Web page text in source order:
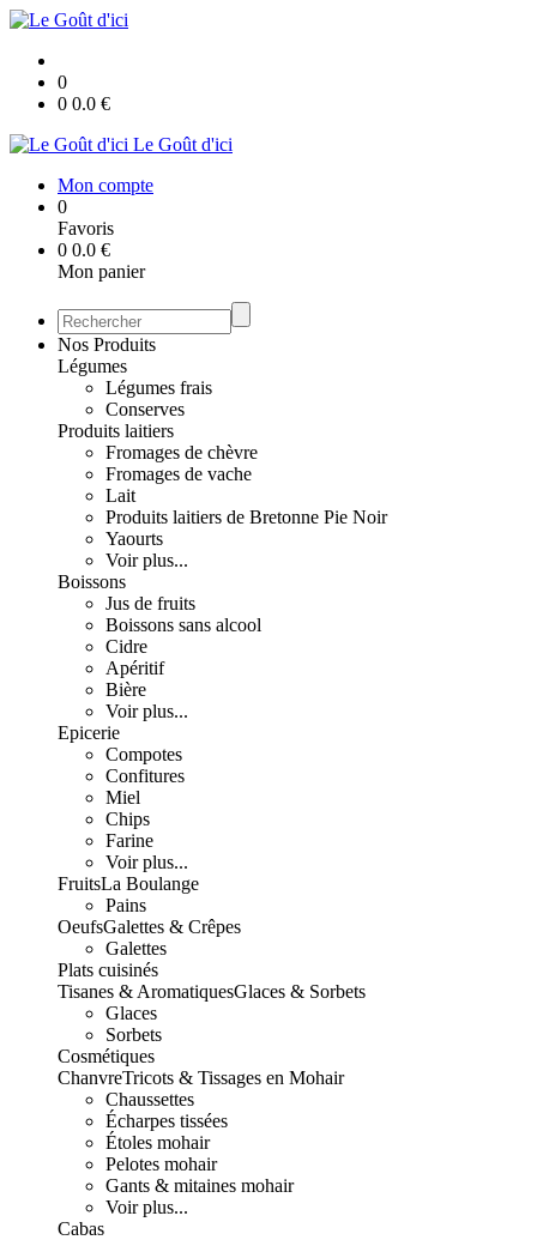
0
0 0.0 €
Le Goût d'ici
Mon compte
0
Favoris
0 0.0 €
Mon panier
Nos Produits
Légumes
Légumes frais
Conserves
Produits laitiers
Fromages de chèvre
Fromages de vache
Lait
Produits laitiers de Bretonne Pie Noir
Yaourts
Voir plus...
Boissons
Jus de fruits
Boissons sans alcool
Cidre
Apéritif
Bière
Voir plus...
Epicerie
Compotes
Confitures
Miel
Chips
Farine
Voir plus...
FruitsLa Boulange
Pains
OeufsGalettes & Crêpes
Galettes
Plats cuisinés
Tisanes & AromatiquesGlaces & Sorbets
Glaces
Sorbets
Cosmétiques
ChanvreTricots & Tissages en Mohair
Chaussettes
Écharpes tissées
Étoles mohair
Pelotes mohair
Gants & mitaines mohair
Voir plus...
Cabas